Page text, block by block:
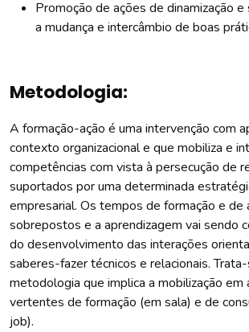
Promoção de ações de dinamização e
a mudança e intercâmbio de boas
Metodologia:
A formação-ação é uma intervenção com
contexto organizacional e que mobiliza e
competências com vista à persecução de
suportados por uma determinada
empresarial. Os tempos de formação e de
sobrepostos e a aprendizagem vai sendo
do desenvolvimento das interações
saberes-fazer técnicos e relacionais.
metodologia que implica a mobilização em
vertentes de formação (em sala) e de
job).